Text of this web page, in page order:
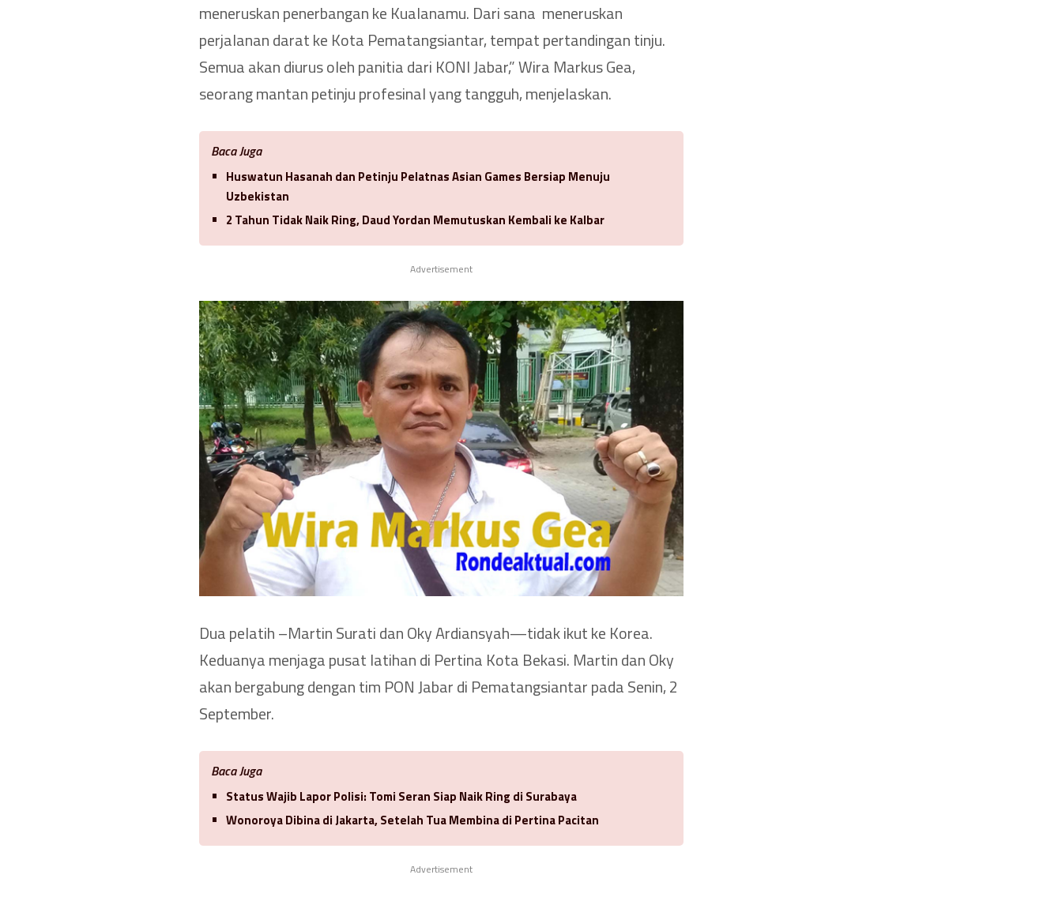
meneruskan penerbangan ke Kualanamu. Dari sana meneruskan
perjalanan darat ke Kota Pematangsiantar, tempat pertandingan tinju.
Semua akan diurus oleh panitia dari KONI Jabar,” Wira Markus Gea,
seorang mantan petinju profesinal yang tangguh, menjelaskan.
Baca Juga
Huswatun Hasanah dan Petinju Pelatnas Asian Games Bersiap Menuju
Uzbekistan
2 Tahun Tidak Naik Ring, Daud Yordan Memutuskan Kembali ke Kalbar
Advertisement
Dua pelatih –Martin Surati dan Oky Ardiansyah—tidak ikut ke Korea.
Keduanya menjaga pusat latihan di Pertina Kota Bekasi. Martin dan Oky
akan bergabung dengan tim PON Jabar di Pematangsiantar pada Senin, 2
September.
Baca Juga
Status Wajib Lapor Polisi: Tomi Seran Siap Naik Ring di Surabaya
Wonoroya Dibina di Jakarta, Setelah Tua Membina di Pertina Pacitan
Advertisement